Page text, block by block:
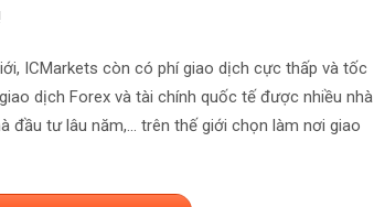
ICMarkets còn có phí giao dịch cực thấp và tốc
dịch Forex và tài chính quốc tế được nhiều nhà
đầu tư lâu năm,... trên thế giới chọn làm nơi giao